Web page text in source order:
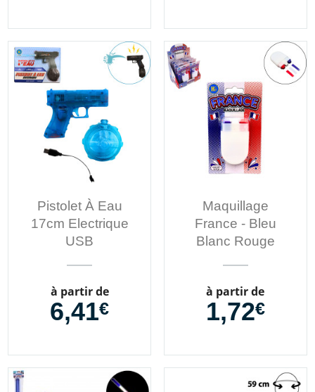
Pistolet À Eau
17cm Electrique
USB
Prix
à partir de
6,41€
Maquillage
France - Bleu
Blanc Rouge
Prix
à partir de
1,72€